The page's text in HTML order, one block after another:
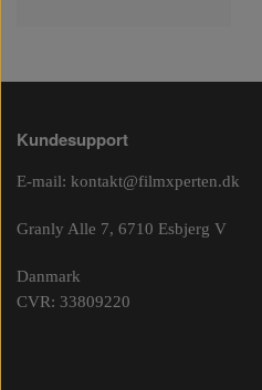
Kundesupport
E-mail: kontakt@filmxperten.dk
Granly Alle 7, 6710 Esbjerg V
Danmark
CVR: 33809220